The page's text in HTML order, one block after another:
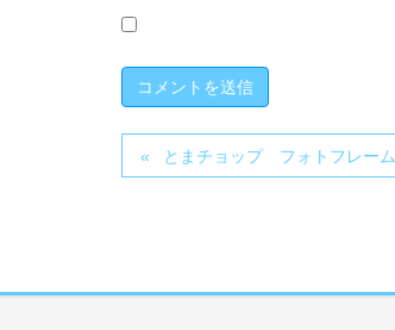
とまチョップ フォトフレーム